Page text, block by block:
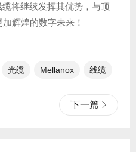
将继续发挥其优势，与顶
辉煌的数字未来！
光缆 Mellanox 线缆
下一篇